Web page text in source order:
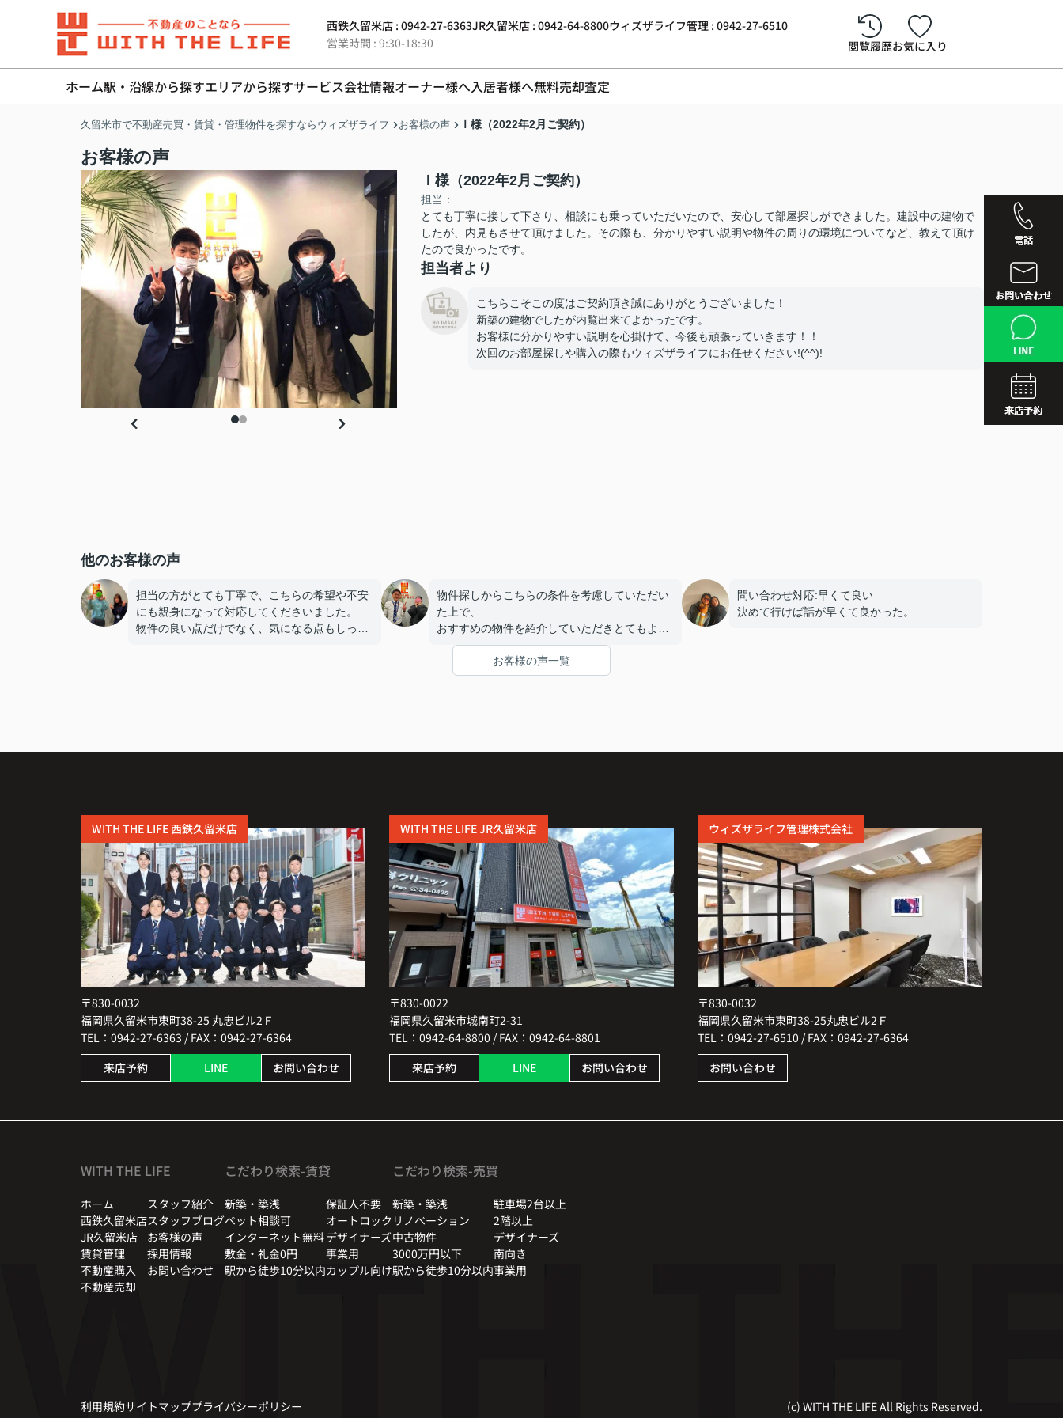
西鉄久留米店 : 0942-27-6363JR久留米店 : 0942-64-8800ウィズザライフ管理 : 0942-27-6510
営業時間 : 9:30-18:30
閲覧履歴お気に入り
ホーム駅・沿線から探すエリアから探すサービス会社情報オーナー様へ入居者様へ無料売却査定
西鉄久
JR久留
西鉄久
JR久留
久留米市で不動産売買・賃貸・管理物件を探すならウィズザライフ お客様の声 Ｉ様（2022年2月ご契約）
お客様の声
Ｉ様（2022年2月ご契約）
担当：
とても丁寧に接して下さり、相談にも乗っていただいたので、安心して部屋探しができました。建設中の建物で
したが、内見もさせて頂けました。その際も、分かりやすい説明や物件の周りの環境についてなど、教えて頂け
たので良かったです。
担当者より
こちらこそこの度はご契約頂き誠にありがとうございました！
新築の建物でしたが内覧出来てよかったです。
お客様に分かりやすい説明を心掛けて、今後も頑張っていきます！！
次回のお部屋探しや購入の際もウィズザライフにお任せください!(^^)!
他のお客様の声
担当の方がとても丁寧で、こちらの希望や不安
にも親身になって対応してくださいました。
物件の良い点だけでなく、気になる点もしっか
物件探しからこちらの条件を考慮していただい
た上で、
おすすめの物件を紹介していただきとてもよか
ったです。
問い合わせ対応:早くて良い
決めて行けば話が早くて良かった。
お客様の声一覧
WITH THE LIFE 西鉄久留米店
〒830-0032
福岡県久留米市東町38-25 丸忠ビル2Ｆ
TEL：0942-27-6363 / FAX：0942-27-6364
来店予約
LINE お問い合わせ
WITH THE LIFE JR久留米店
〒830-0022
福岡県久留米市城南町2-31
TEL：0942-64-8800 / FAX：0942-64-8801
来店予約
LINE お問い合わせ
ウィズザライフ管理株式会社
〒830-0032
福岡県久留米市東町38-25丸忠ビル2Ｆ
TEL：0942-27-6510 / FAX：0942-27-6364
お問い合わせ
WITH THE LIFE
ホーム
西鉄久留米店
JR久留米店
賃貸管理
不動産購入
不動産売却
スタッフ紹介
スタッフブログ
お客様の声
採用情報
お問い合わせ
こだわり検索-賃貸
新築・築浅
ペット相談可
インターネット無料
敷金・礼金0円
駅から徒歩10分以内
保証人不要
オートロック
デザイナーズ
事業用
カップル向け
こだわり検索-売買
新築・築浅
リノベーション
中古物件
3000万円以下
駅から徒歩10分以内
駐車場2台以上
2階以上
デザイナーズ
南向き
事業用
利用規約サイトマッププライバシーポリシー (c) WITH THE LIFE All Rights Reserved.